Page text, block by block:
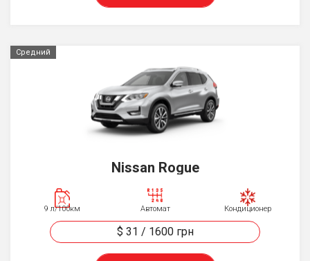
Средний
Nissan Rogue
9 л/100км Автомат Кондиционер
$ 31 / 1600 грн